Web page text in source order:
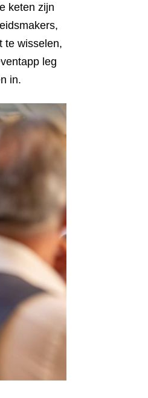
keten zijn
te wisselen,
leg
in.